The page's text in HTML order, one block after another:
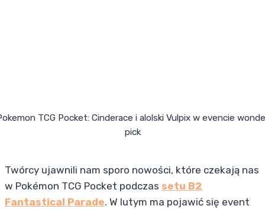
TCG Pocket: Cinderace i alolski Vulpix w evencie
pick
Twórcy ujawnili nam sporo nowości, które czekają nas
w Pokémon TCG Pocket podczas setu B2
Fantastical Parade. W lutym ma pojawić się event